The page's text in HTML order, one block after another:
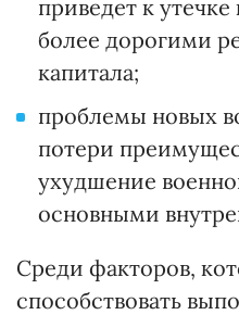
приведет к
более дорогими
капитала;
проблемы новых
потери
ухудшение
основными
Среди факторов,
способствовать